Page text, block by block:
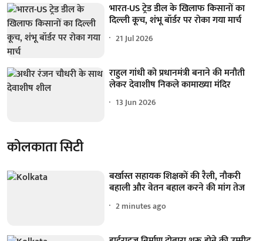
भारत-US ट्रेड डील के खिलाफ किसानों का
दिल्ली कूच, शंभू बॉर्डर पर रोका गया मार्च
21 Jul 2026
राहुल गांधी को प्रधानमंत्री बनाने की मनौती
लेकर देवाशीष निकले कामाख्या मंदिर
13 Jun 2026
कोलकाता सिटी
बर्खास्त सहायक शिक्षकों की रैली, नौकरी
बहाली और वेतन बहाल करने की मांग तेज
2 minutes ago